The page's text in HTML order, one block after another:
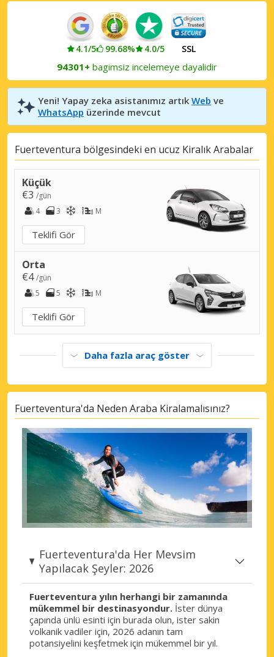
4.1/5 99.68% 4.0/5 SSL
94301+ bagimsiz incelemeye dayalidir
Yeni! Yapay zeka asistanımız artık Web ve
WhatsApp üzerinde mevcut
Fuerteventura bölgesindeki en ucuz Kiralık Arabalar
Küçük
€3 /gün
4
3 M
Teklifi Gör
Orta
€4/gün
5
5 M
Teklifi Gör
Daha fazla araç göster
Fuerteventura'da Neden Araba Kiralamalısınız?
Fuerteventura'da Her Mevsim
Yapılacak Şeyler: 2026
Fuerteventura yılın herhangi bir zamanında
mükemmel bir destinasyondur. İster dünya
çapında ünlü esinti için burada olun, ister sakin
volkanik vadiler için, 2026 adanın tam
potansiyelini keşfetmek için mükemmel bir yıl.